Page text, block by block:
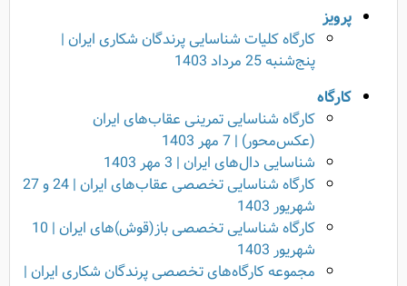
پرویز
کارگاه کلیات شناسایی پرندگان شکاری ایران |
پنج‌شنبه 25 مرداد 1403
کارگاه
کارگاه شناسایی تمرینی عقاب‌های ایران
(عکس‌محور) | 7 مهر 1403
شناسایی دال‌های ایران | 3 مهر 1403
کارگاه شناسایی تخصصی عقاب‌های ایران | 24 و 27
شهریور 1403
کارگاه شناسایی تخصصی باز(قوش)های ایران | 10
شهریور 1403
مجموعه کارگاه‌‌های تخصصی پرندگان شکاری ایران |